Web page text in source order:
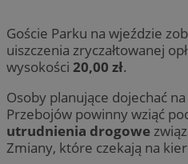
Goście Parku na wjeździe
uiszczenia zryczałtowanej
wysokości 20,00 zł.
Osoby planujące dojechać
Przebojów powinny wziąć
utrudnienia drogowe
Zmiany, które czekają na